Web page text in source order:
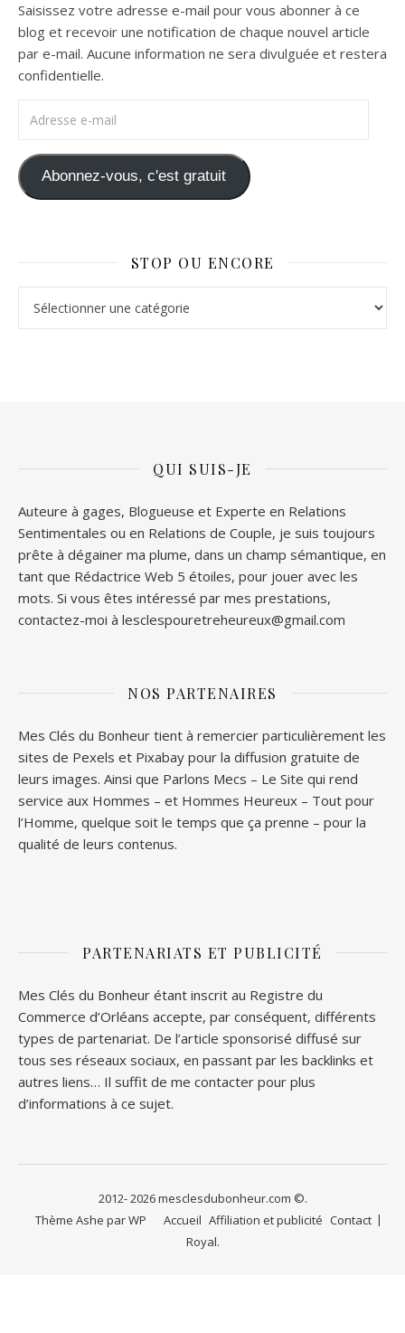
Saisissez votre adresse e-mail pour vous abonner à ce
blog et recevoir une notification de chaque nouvel article
par e-mail. Aucune information ne sera divulguée et restera
confidentielle.
Abonnez-vous, c'est gratuit
STOP OU ENCORE
QUI SUIS-JE
Auteure à gages, Blogueuse et Experte en Relations
Sentimentales ou en Relations de Couple, je suis toujours
prête à dégainer ma plume, dans un champ sémantique, en
tant que Rédactrice Web 5 étoiles, pour jouer avec les
mots. Si vous êtes intéressé par mes prestations,
contactez-moi à lesclespouretreheureux@gmail.com
NOS PARTENAIRES
Mes Clés du Bonheur tient à remercier particulièrement les
sites de Pexels et Pixabay pour la diffusion gratuite de
leurs images. Ainsi que Parlons Mecs – Le Site qui rend
service aux Hommes – et Hommes Heureux – Tout pour
l’Homme, quelque soit le temps que ça prenne – pour la
qualité de leurs contenus.
PARTENARIATS ET PUBLICITÉ
Mes Clés du Bonheur étant inscrit au Registre du
Commerce d’Orléans accepte, par conséquent, différents
types de partenariat. De l’article sponsorisé diffusé sur
tous ses réseaux sociaux, en passant par les backlinks et
autres liens… Il suffit de me contacter pour plus
d’informations à ce sujet.
2012- 2026 mesclesdubonheur.com ©.
Accueil Affiliation et publicité Contact
Thème Ashe parWP
Royal.